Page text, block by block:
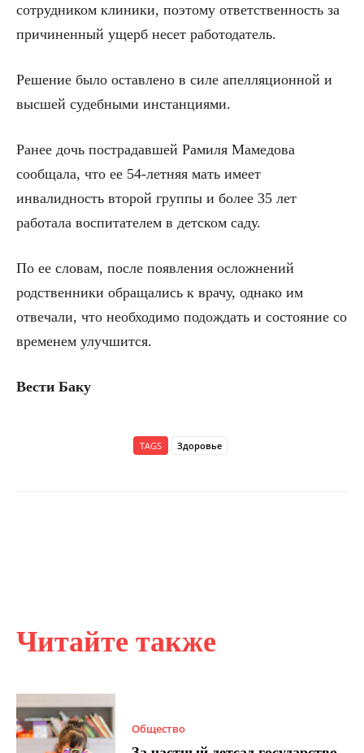
Читайте также
Общество
сотрудником клиники, поэтому ответственность за
причиненный ущерб несет работодатель.
Решение было оставлено в силе апелляционной и
высшей судебными инстанциями.
Ранее дочь пострадавшей Рамиля Мамедова
сообщала, что ее 54-летняя мать имеет
инвалидность второй группы и более 35 лет
работала воспитателем в детском саду.
По ее словам, после появления осложнений
родственники обращались к врачу, однако им
отвечали, что необходимо подождать и состояние со
временем улучшится.
Вести Баку
TAGS Здоровье